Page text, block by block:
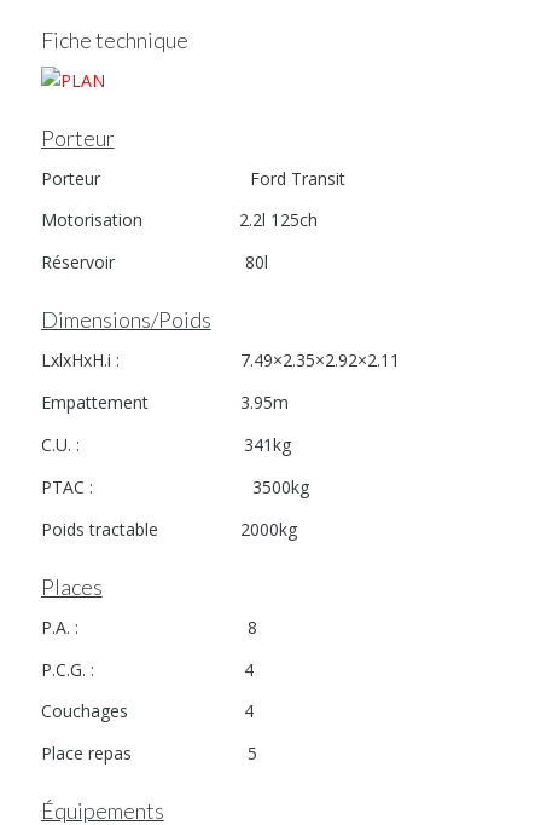
Fiche technique
Porteur
Porteur Ford Transit
Motorisation 2.2l 125ch
Réservoir 80l
Dimensions/Poids
LxlxHxH.i : 7.49×2.35×2.92×2.11
Empattement 3.95m
C.U. : 341kg
PTAC : 3500kg
Poids tractable 2000kg
Places
P.A. : 8
P.C.G. : 4
Couchages 4
Place repas 5
Équipements